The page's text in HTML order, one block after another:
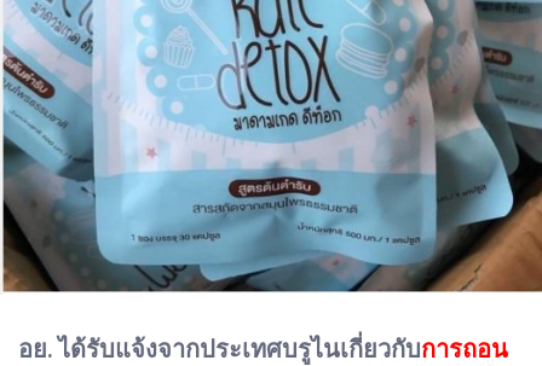
อย. ได้รับแจ้งจากประเทศบรูไนเกี่ยวกับการถอน